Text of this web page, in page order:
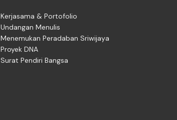
Kerjasama & Portofolio
Undangan Menulis
Menemukan Peradaban Sriwijaya
Proyek DNA
Surat Pendiri Bangsa